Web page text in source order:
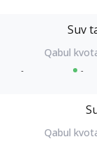
Suv
- -